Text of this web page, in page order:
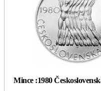
Mince :1980